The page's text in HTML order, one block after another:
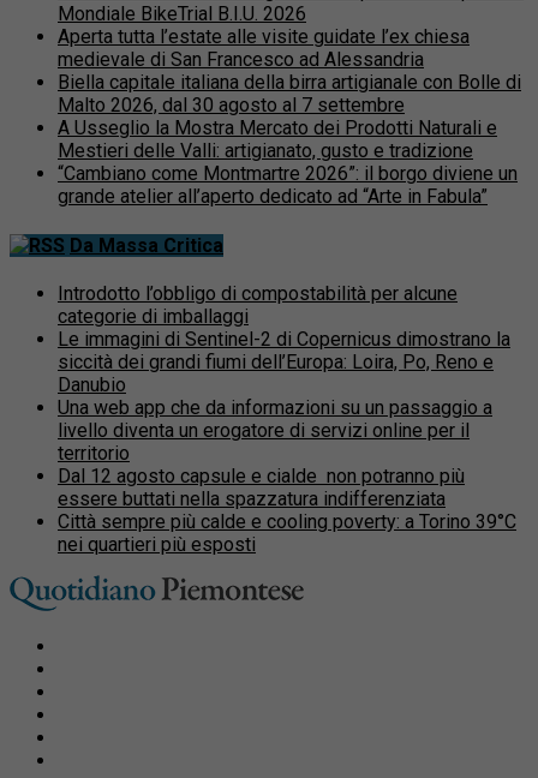
Mondiale BikeTrial B.I.U. 2026
Aperta tutta l’estate alle visite guidate l’ex chiesa
medievale di San Francesco ad Alessandria
Biella capitale italiana della birra artigianale con Bolle di
Malto 2026, dal 30 agosto al 7 settembre
A Usseglio la Mostra Mercato dei Prodotti Naturali e
Mestieri delle Valli: artigianato, gusto e tradizione
“Cambiano come Montmartre 2026”: il borgo diviene un
grande atelier all’aperto dedicato ad “Arte in Fabula”
Da Massa Critica
Introdotto l’obbligo di compostabilità per alcune
categorie di imballaggi
Le immagini di Sentinel-2 di Copernicus dimostrano la
siccità dei grandi fiumi dell’Europa: Loira, Po, Reno e
Danubio
Una web app che da informazioni su un passaggio a
livello diventa un erogatore di servizi online per il
territorio
Dal 12 agosto capsule e cialde non potranno più
essere buttati nella spazzatura indifferenziata
Città sempre più calde e cooling poverty: a Torino 39°C
nei quartieri più esposti